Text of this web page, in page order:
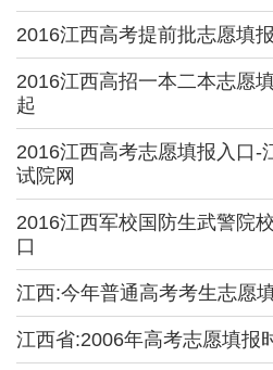
2016江西高考提前批志愿填
2016江西高招一本二本志愿
起
2016江西高考志愿填报入口-
试院网
2016江西军校国防生武警院
口
江西:今年普通高考考生志愿
江西省:2006年高考志愿填报